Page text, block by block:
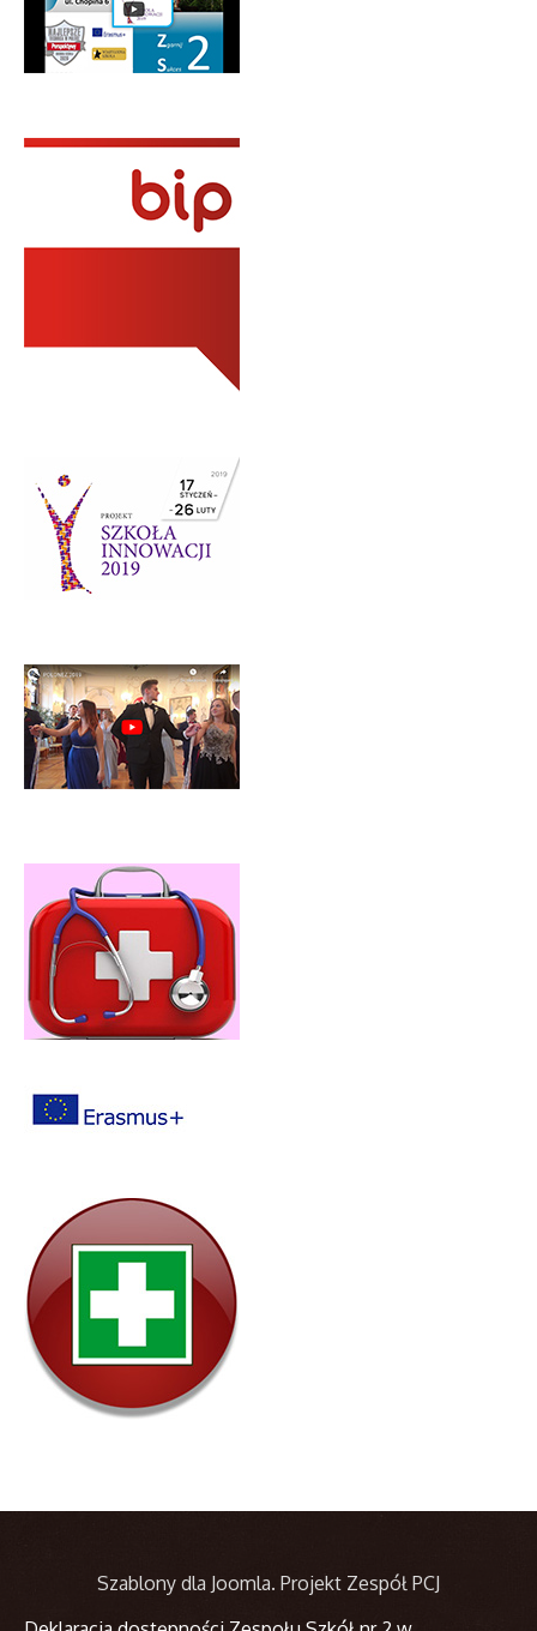
Szablony dla Joomla. Projekt Zespół PCJ